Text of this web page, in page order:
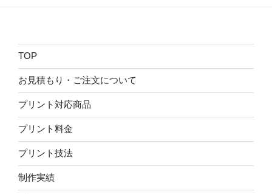
TOP
お見積もり・ご注文について
プリント対応商品
プリント料金
プリント技法
制作実績